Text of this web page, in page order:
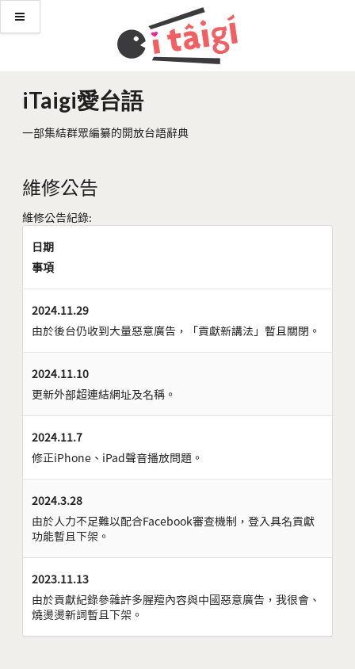
iTaigi愛台語
一部集結群眾編纂的開放台語辭典
維修公告
維修公告紀錄:
日期
事項
2024.11.29
由於後台仍收到大量惡意廣告，「貢獻新講法」暫且關閉。
2024.11.10
更新外部超連結網址及名稱。
2024.11.7
修正iPhone、iPad聲音播放問題。
2024.3.28
由於人力不足難以配合Facebook審查機制，登入具名貢獻
功能暫且下架。
2023.11.13
由於貢獻紀錄參雜許多腥羶內容與中國惡意廣告，我很會、
燒燙燙新詞暫且下架。